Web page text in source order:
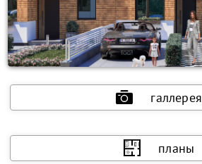
галлерея
планы